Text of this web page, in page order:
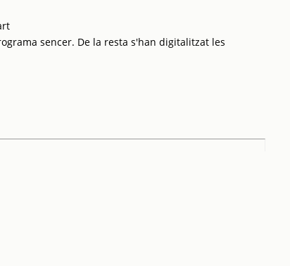
sencer. De la resta s'han digitalitzat les